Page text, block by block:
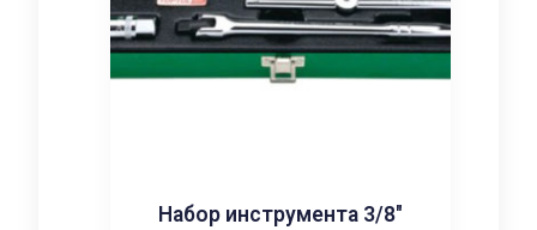
Набор инструмента 3/8″